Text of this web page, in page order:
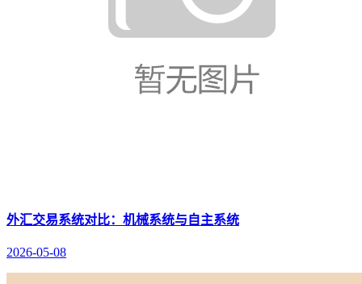
外汇交易系统对比：机械系统与自主系统
2026-05-08